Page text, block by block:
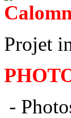
Projet
-